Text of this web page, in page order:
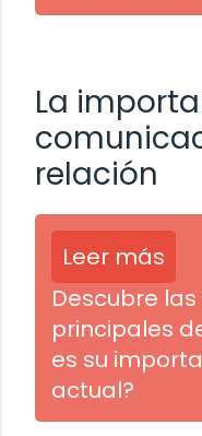
La
relación
Leer más
Descubre
principales
es su
actual?